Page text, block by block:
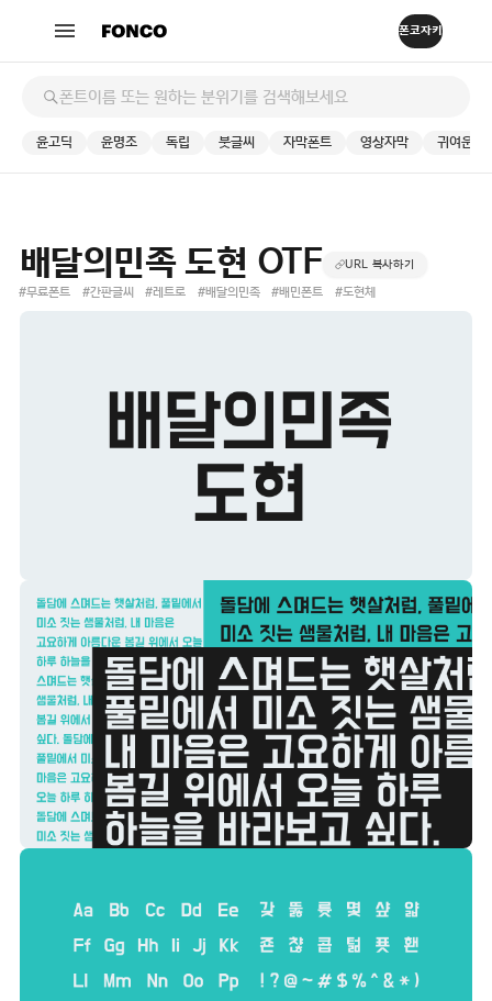
윤고딕 윤명조 독립 붓글씨 자막폰트 영상자막 귀여운
배달의민족 도현 OTF URL 복사하기
#무료폰트 #간판글씨 #레트로 #배달의민족 #배민폰트 #도현체